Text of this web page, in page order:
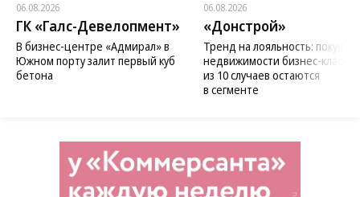
06.08.2026
ГК «Галс-Девелопмент»
В бизнес-центре «Адмирал» в
Южном порту залит первый куб
бетона
06.08.2026
«Донстрой»
Тренд на лояльность:
недвижимости бизнес-класса
из 10 случаев остаются
в сегменте